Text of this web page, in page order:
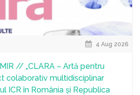
4 Aug 2026
// „CLARA – Artă pentru
colaborativ multidisciplinar
ICR în România și Republica